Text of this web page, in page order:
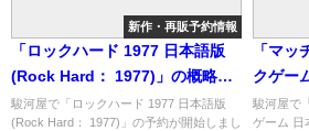
新作・再販予約情報
「ロックハード 1977 日本語版
(Rock Hard： 1977)」の概略と
予約購入可能なショップ紹介！
駿河屋で「ロックハード 1977 日本語版
(Rock Hard： 1977)」の予約が開始しまし
「マッ
クゲー
約購入
駿河屋で
ゲーム 日